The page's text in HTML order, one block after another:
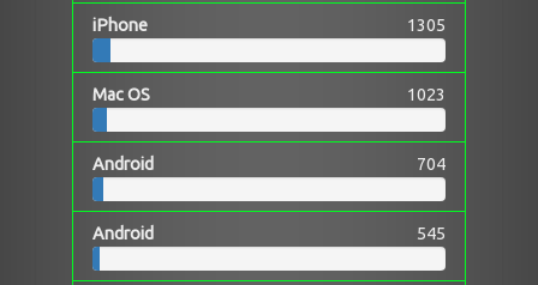
iPhone 1305
Mac OS 1023
Android 704
Android 545